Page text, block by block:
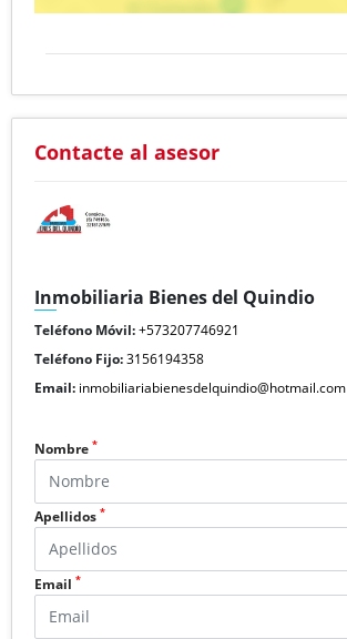
Contacte al asesor
Inmobiliaria Bienes del Quindio
Teléfono Móvil:+573207746921
Teléfono Fijo:3156194358
Email: inmobiliariabienesdelquindio@hotmail.com
Nombre *
Apellidos *
Email *